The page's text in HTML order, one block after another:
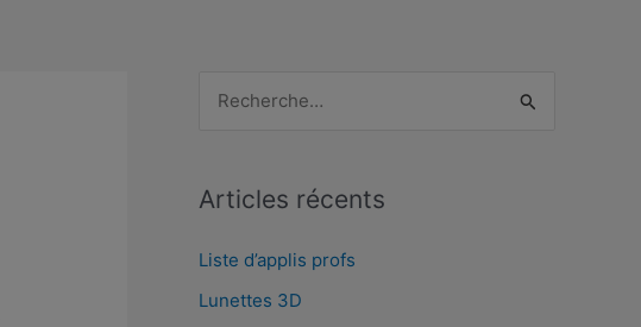
h
e
Articles récents
Liste d’applis profs
Lunettes 3D